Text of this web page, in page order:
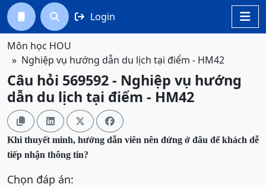

  Login
Môn học HOU
Nghiệp vụ hướng dẫn du lịch tại điểm - HM42
Câu hỏi 569592 - Nghiệp vụ hướng
dẫn du lịch tại điểm - HM42
   
Khi thuyết minh, hướng dẫn viên nên đứng ở đâu để khách dễ
tiếp nhận thông tin?
Chọn đáp án: